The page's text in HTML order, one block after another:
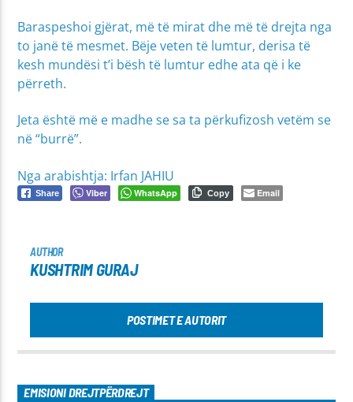
Baraspeshoi gjërat, më të mirat dhe më të drejta nga
to janë të mesmet. Bëje veten të lumtur, derisa të
kesh mundësi t’i bësh të lumtur edhe ata që i ke
përreth.
Jeta është më e madhe se sa ta përkufizosh vetëm se
në “burrë”.
Nga arabishtja: Irfan JAHIU
Share Viber WhatsApp Copy Email
AUTHOR
KUSHTRIM GURAJ
POSTIMET E AUTORIT
EMISIONI DREJTPËRDREJT